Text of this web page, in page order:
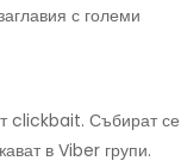
с големи
clickbait. Събират се
в Viber групи.